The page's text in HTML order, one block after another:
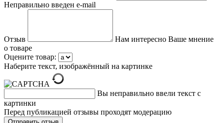
Неправильно введен e-mail
Отзыв
Нам интересно Ваше мнение
о товаре
Оцените товар:
Наберите текст, изображённый на картинке
Вы неправильно ввели текст с
картинки
Перед публикацией отзывы проходят модерацию